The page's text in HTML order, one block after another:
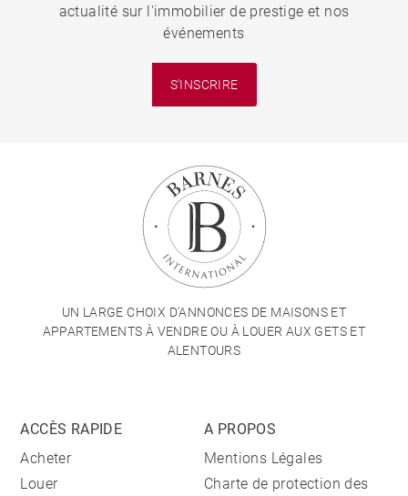
actualité sur l'immobilier de prestige et nos
événements
S'INSCRIRE
UN LARGE CHOIX D'ANNONCES DE MAISONS ET
APPARTEMENTS À VENDRE OU À LOUER AUX GETS ET
ALENTOURS
ACCÈS RAPIDE
Acheter
Louer
A PROPOS
Mentions Légales
Charte de protection des